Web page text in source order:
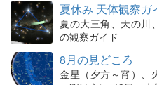
夏休み 天体観察ガ
夏の大三角、天の川
の観察ガイド
8月の見どころ
金星（夕方～宵）、